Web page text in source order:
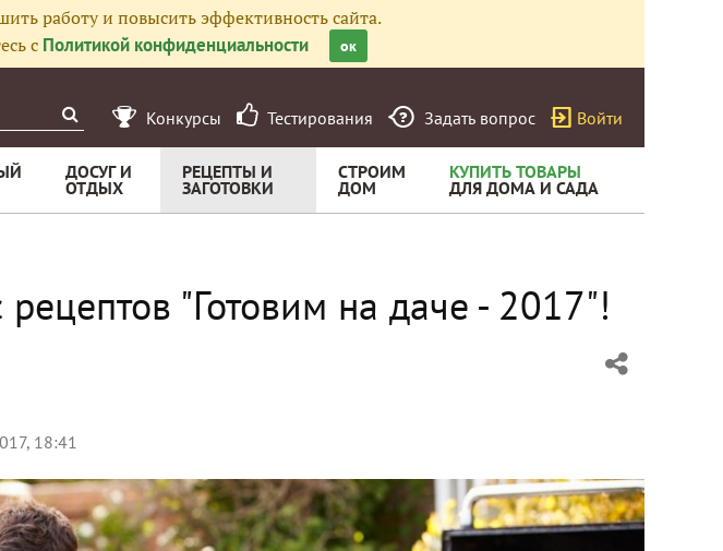
работу и повысить эффективность сайта.
с Политикой конфиденциальности ок
Конкурсы Тестирования Задать вопрос Войти
ДОСУГ И
ОТДЫХ
РЕЦЕПТЫ И
ЗАГОТОВКИ
СТРОИМ
ДОМ
КУПИТЬ ТОВАРЫ
ДЛЯ ДОМА И САДА
"Готовим на даче - 2017"!
18:41